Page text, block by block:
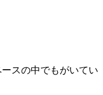
スの中でもがいてい